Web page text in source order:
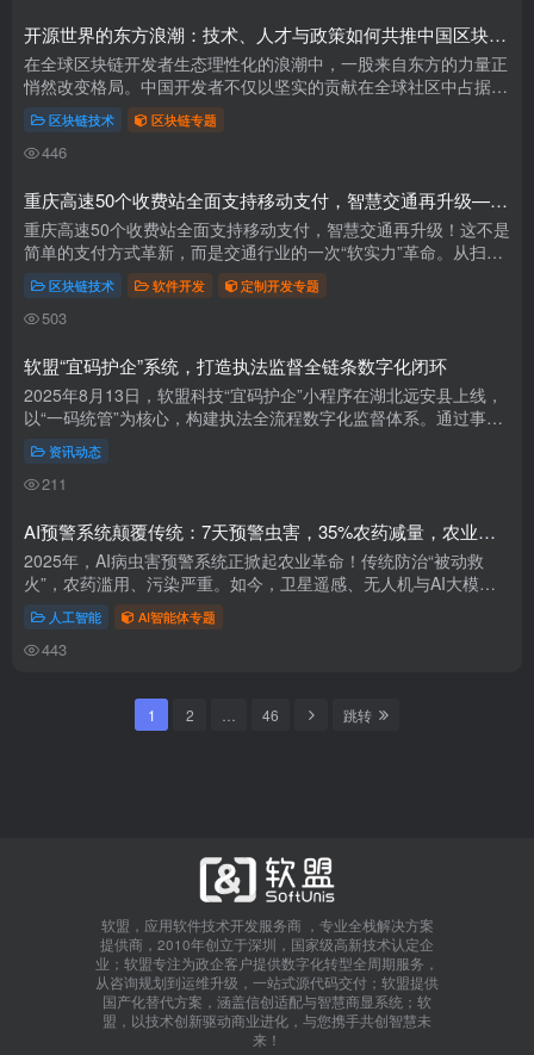
开源世界的东方浪潮：技术、人才与政策如何共推中国区块链开发崛起
在全球区块链开发者生态理性化的浪潮中，一股来自东方的力量正
悄然改变格局。中国开发者不仅以坚实的贡献在全球社区中占据一
席之地，更凭借对模块化框架的敏锐把握，从应用创新走向更深度
的技术...
区块链技术 区块链专题
446
重庆高速50个收费站全面支持移动支付，智慧交通再升级——软件开发赋能交通支付革新，智慧出行生态加速成型
重庆高速50个收费站全面支持移动支付，智慧交通再升级！这不是
简单的支付方式革新，而是交通行业的一次“软实力”革命。从扫码
到NFC，从单点突破到全域覆盖，重庆以技术为矛，合规为盾，重
构交...
区块链技术 软件开发 定制开发专题
503
软盟“宜码护企”系统，打造执法监督全链条数字化闭环
2025年8月13日，软盟科技“宜码护企”小程序在湖北远安县上线，
以“一码统管”为核心，构建执法全流程数字化监督体系。通过事前
备案、事中留痕、事后双评价实现闭环管控，以检查公示、联合检
查...
资讯动态
211
AI预警系统颠覆传统：7天预警虫害，35%农药减量，农业进入“主动防御”时代
2025年，AI病虫害预警系统正掀起农业革命！传统防治“被动救
火”，农药滥用、污染严重。如今，卫星遥感、无人机与AI大模型
构建“天-空-地-人”四维监测网，提前7-15天预警虫害，广西柑橘基
地农...
人工智能 AI智能体专题
443
1 2 46 跳转
软盟，应用软件技术开发服务商 ，专业全栈解决方案
提供商，2010年创立于深圳，国家级高新技术认定企
业；软盟专注为政企客户提供数字化转型全周期服务，
从咨询规划到运维升级，一站式源代码交付；软盟提供
国产化替代方案，涵盖信创适配与智慧商显系统；软
盟，以技术创新驱动商业进化，与您携手共创智慧未
来！